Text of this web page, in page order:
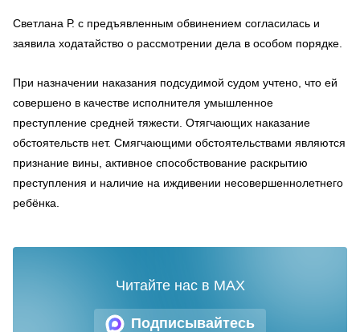
Светлана Р. с предъявленным обвинением согласилась и
заявила ходатайство о рассмотрении дела в особом порядке.
При назначении наказания подсудимой судом учтено, что ей
совершено в качестве исполнителя умышленное
преступление средней тяжести. Отягчающих наказание
обстоятельств нет. Смягчающими обстоятельствами являются
признание вины, активное способствование раскрытию
преступления и наличие на иждивении несовершеннолетнего
ребёнка.
Подписывайтесь
Читайте нас в MAX